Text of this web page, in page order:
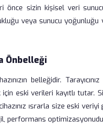
önce sizin kişisel veri
veya sunucu yoğunluğu
Önbelleği
belleğidir.
için eski verileri kayıtlı tutar.
ısrarla size eski
performans